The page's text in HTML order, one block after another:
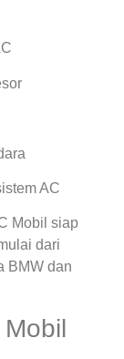
AC
Mobil siap
dari
BMW dan